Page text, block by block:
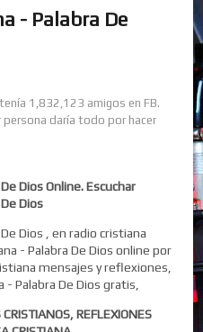
- Palabra De
1,832,123 amigos en FB.
persona daría todo por hacer
Dios Online. Escuchar
Dios
Dios , en radio cristiana
- Palabra De Dios online por
mensajes y reflexiones,
- Palabra De Dios gratis,
REFLEXIONES